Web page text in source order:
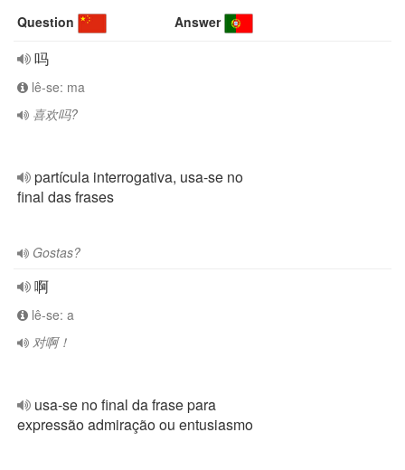
Question Answer
吗
lê-se: ma
喜欢吗?
partícula interrogativa, usa-se no
final das frases
Gostas?
啊
lê-se: a
对啊！
usa-se no final da frase para
expressão admiração ou entusiasmo